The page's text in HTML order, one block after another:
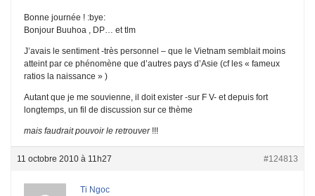
Bonne journée ! :bye:
Bonjour Buuhoa , DP… et tlm
J’avais le sentiment -très personnel – que le Vietnam semblait moins
atteint par ce phénomène que d’autres pays d’Asie (cf les « fameux
ratios la naissance » )
Autant que je me souvienne, il doit exister -sur F V- et depuis fort
longtemps, un fil de discussion sur ce thème
mais faudrait pouvoir le retrouver !!!
11 octobre 2010 à 11h27 #124813
Ti Ngoc